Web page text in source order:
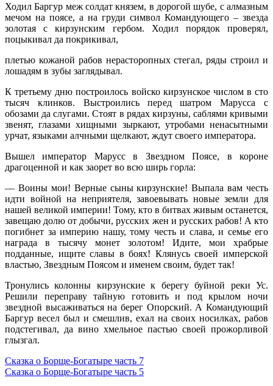
Ходил Баргур меж солдат князем, в дорогой шубе, с алмазным
мечом на поясе, а на груди символ Командующего – звезда
золотая с кирзунским гербом. Ходил порядок проверял,
поцыкивал да покрикивал,
плетью кожаной рабов нерасторопных стегал, ряды строил и
лошадям в зубы заглядывал.
К третьему дню построилось войско кирзунское числом в сто
тысяч клинков. Выстроились перед шатром Марусса с
обозами да слугами. Стоят в рядах кирзуны, саблями кривыми
звенят, глазами хищными зыркают, утробами ненасытными
урчат, языками алчными щелкают, ждут своего императора.
Вышел император Марусс в Звездном Поясе, в короне
драгоценной и как заорет во всю ширь горла:
— Воины мои! Верные сыны кирзунские! Выпала вам честь
идти войной на неприятеля, завоевывать новые земли для
нашей великой империи! Тому, кто в битвах живым останется,
завещаю долю от добычи, русских жен и русских рабов! А кто
погибнет за империю нашу, тому честь и слава, и семье его
награда в тысячу монет золотом! Идите, мои храбрые
подданные, ищите славы в боях! Клянусь своей имперской
властью, Звездным Поясом и именем своим, будет так!
Тронулись колонны кирзунские к берегу буйной реки Ус.
Решили переправу тайную готовить и под крылом ночи
звездной высаживаться на берег Опорский. А Командующий
Баргур весел был и смешлив, ехал на своих носилках, рабов
подстегивал, да вино хмельное пастью своей прожорливой
глызгал.
Сказка о Борще-Богатыре часть 7
Сказка о Борще-Богатыре часть 5